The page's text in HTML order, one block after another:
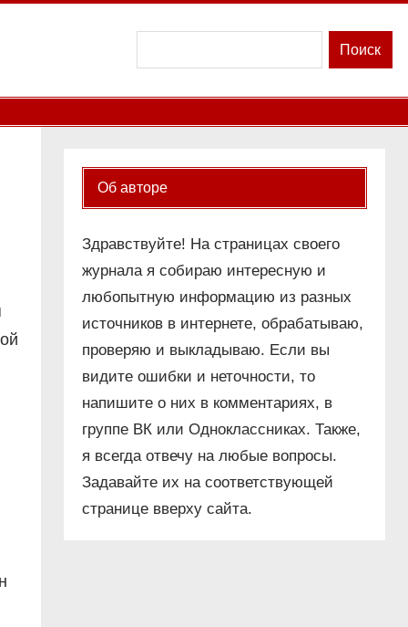
Поиск
Об авторе
Здравствуйте! На страницах своего
журнала я собираю интересную и
любопытную информацию из разных
источников в интернете, обрабатываю,
проверяю и выкладываю. Если вы
видите ошибки и неточности, то
напишите о них в комментариях, в
группе ВК или Одноклассниках. Также,
я всегда отвечу на любые вопросы.
Задавайте их на соответствующей
странице вверху сайта.